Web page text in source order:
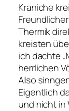
Kraniche
Thermik
kreisten
ich dachte
herrlichen
Also
Eigentlich
und nicht in